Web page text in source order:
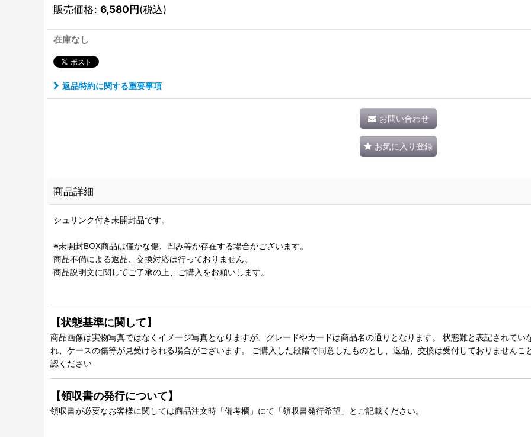
販売価格: 6,580円(税込)
在庫なし
返品特約に関する重要事項
お問い合わせ
お気に入り登録
商品詳細
シュリンク付き未開封品です。
※未開封BOX商品は僅かな傷、凹み等が存在する場合がございます。
商品不備による返品、交換対応は行っておりません。
商品説明文に関してご了承の上、ご購入をお願いします。
【状態基準に関して】
商品画像は実物写真ではなくイメージ写真となりますが、グレードやカードは商品名の通りとなります。 状態難と表記されてい
れ、ケースの傷等が見受けられる場合がございます。 ご購入した段階で同意したものとし、返品、交換は受付しておりません
認ください
【領収書の発行について】
領収書が必要なお客様に関しては商品注文時「備考欄」にて「領収書発行希望」とご記載ください。